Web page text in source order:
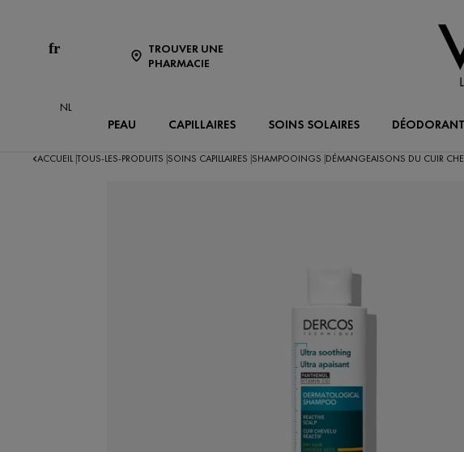
fr
NL
TROUVER UNE
PHARMACIE
PEAU CAPILLAIRES SOINS SOLAIRES
ACCUEIL TOUS-LES-PRODUITS SOINS CAPILLAIRES SHAMPOOINGS DÉMANGEAISONS DU CUIR